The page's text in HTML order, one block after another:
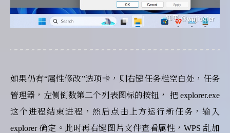
如果仍有“属性修改”选项卡，则右键任务栏空白处，任务
管理器，左侧倒数第二个列表图标的按钮， 把 explorer.exe
这个进程结束进程，然后点击上方运行新任务，输入
explorer 确定。此时再右键图片文件查看属性，WPS 乱加